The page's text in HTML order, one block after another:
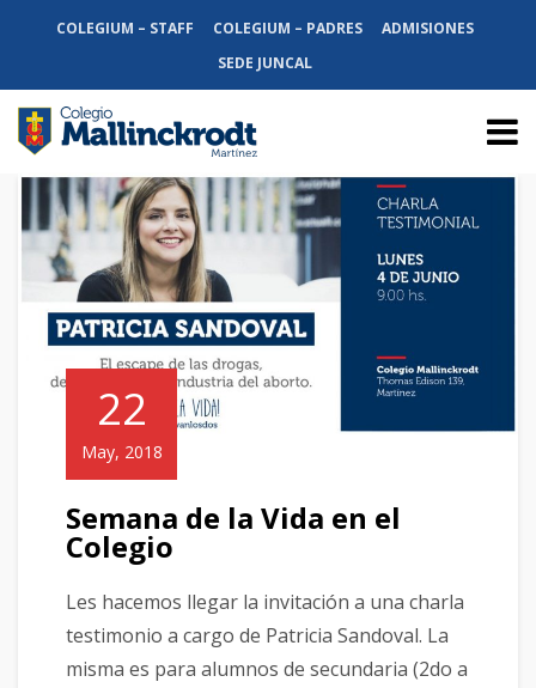
COLEGIUM – STAFF COLEGIUM – PADRES
ADMISIONES
SEDE JUNCAL
22
May, 2018
Semana de la Vida en el
Colegio
Les hacemos llegar la invitación a una charla
testimonio a cargo de Patricia Sandoval. La
misma es para alumnos de secundaria (2do a